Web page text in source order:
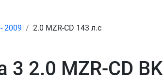
2009 2.0 MZR-CD 143 л.с
2.0 MZR-CD